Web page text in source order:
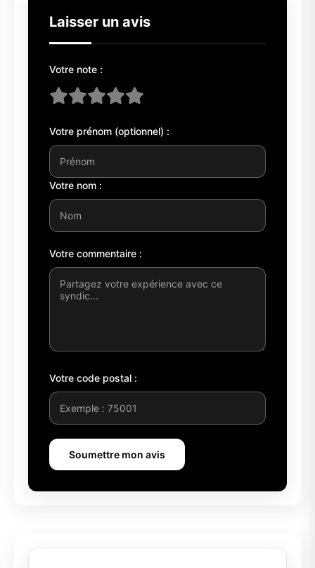
Laisser un avis
Votre note :
Votre prénom (optionnel) :
Votre nom :
Votre commentaire :
Votre code postal :
Soumettre mon avis